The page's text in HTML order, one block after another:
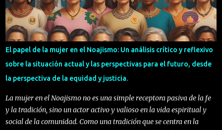
esto debemos analizar que hay en los fundamentos de las creencias
cristianas. El cristianismo empezó con un judío: Jesús vivió como un
judío en tiempos de nuestros más grandes Sabios Talmúdicos. El
gran Hillel vivió una generación antes y Rabi Akiva lo hizo una
generación después. Sin embargo, nuestras propias fuentes tienen
registrado muy poco sobre la vida de Jesús, o Yashua, sea como le
llamen. Todo lo qu...
El papel de la mujer en el Noajismo: Un análisis crítico y reflexivo
sobre la situación actual y las perspectivas para el futuro, desde
la perspectiva de la equidad y justicia.
La mujer en el Noajismo no es una simple receptora pasiva de la fe
y la tradición, sino un actor activo y valioso en la vida espiritual y
social de la comunidad. Como una tradición que se centra en la